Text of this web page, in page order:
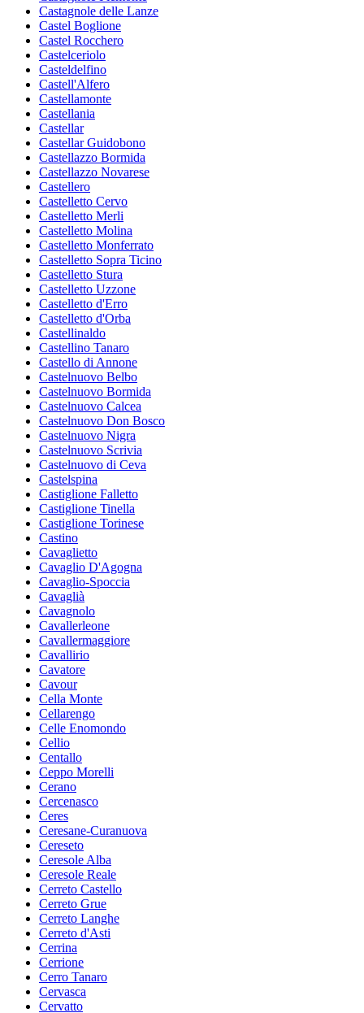
Castagnole delle Lanze
Castel Boglione
Castel Rocchero
Castelceriolo
Casteldelfino
Castell'Alfero
Castellamonte
Castellania
Castellar
Castellar Guidobono
Castellazzo Bormida
Castellazzo Novarese
Castellero
Castelletto Cervo
Castelletto Merli
Castelletto Molina
Castelletto Monferrato
Castelletto Sopra Ticino
Castelletto Stura
Castelletto Uzzone
Castelletto d'Erro
Castelletto d'Orba
Castellinaldo
Castellino Tanaro
Castello di Annone
Castelnuovo Belbo
Castelnuovo Bormida
Castelnuovo Calcea
Castelnuovo Don Bosco
Castelnuovo Nigra
Castelnuovo Scrivia
Castelnuovo di Ceva
Castelspina
Castiglione Falletto
Castiglione Tinella
Castiglione Torinese
Castino
Cavaglietto
Cavaglio D'Agogna
Cavaglio-Spoccia
Cavaglià
Cavagnolo
Cavallerleone
Cavallermaggiore
Cavallirio
Cavatore
Cavour
Cella Monte
Cellarengo
Celle Enomondo
Cellio
Centallo
Ceppo Morelli
Cerano
Cercenasco
Ceres
Ceresane-Curanuova
Cereseto
Ceresole Alba
Ceresole Reale
Cerreto Castello
Cerreto Grue
Cerreto Langhe
Cerreto d'Asti
Cerrina
Cerrione
Cerro Tanaro
Cervasca
Cervatto